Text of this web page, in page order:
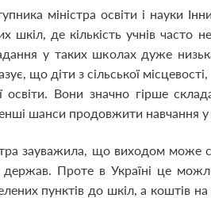
міністра освіти і науки
шкіл, де кількість учнів часто
у таких школах дуже
що діти з сільської
освіти. Вони значно гірше
шанси продовжити навчання
зауважила, що виходом може
держав. Проте в Україні це
пунктів до шкіл, а коштів